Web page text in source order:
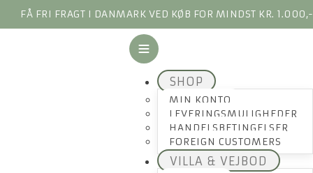
FÅ FRI FRAGT I DANMARK VED KØB FOR MINDST KR. 1.000,-
SHOP
MIN KONTO
LEVERINGSMULIGHEDER
HANDELSBETINGELSER
FOREIGN CUSTOMERS
VILLA & VEJBOD